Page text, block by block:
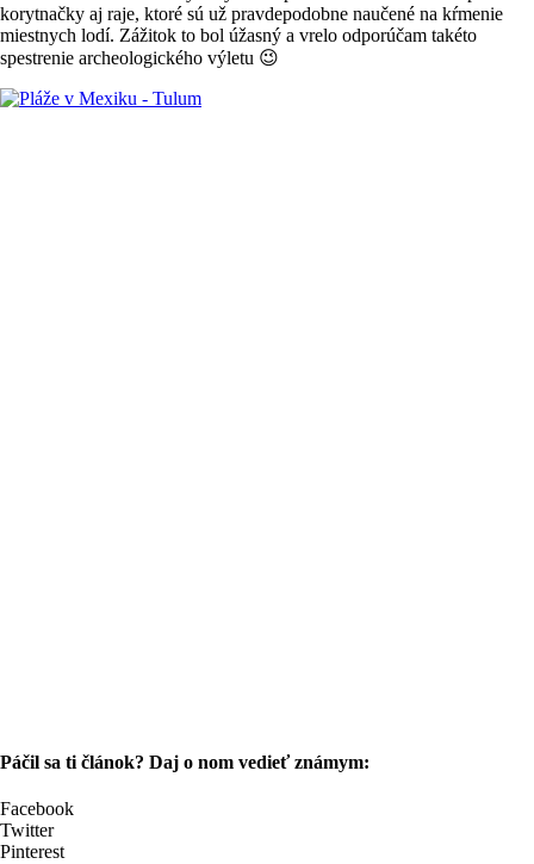
korytnačky aj raje, ktoré sú už pravdepodobne naučené na kŕmenie
miestnych lodí. Zážitok to bol úžasný a vrelo odporúčam takéto
spestrenie archeologického výletu 😉
Páčil sa ti článok? Daj o nom vedieť známym:
Facebook
Twitter
Pinterest